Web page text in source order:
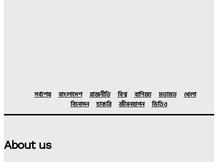
সর্বশেষ বাংলাদেশ রাজনীতি বিশ্ব বাণিজ্য মতামত
খেলা
বিনোদন
চাকরি জীবনযাপন ভিডিও
About us